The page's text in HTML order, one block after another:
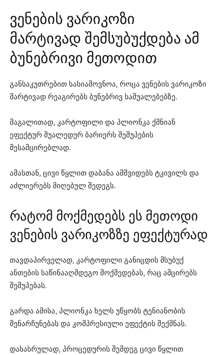
ვენების ვარიკოზი
მარტივად შემსუბუქდება ამ
ბუნებრივი მეთოდით
განსაკუთრებით სასიამოვნოა, როცა ვენების ვარიკოზი
მარტივად რეაგირებს ბუნებრივ საშუალებებზე.
მაგალითად, კარტოფილი და პლიონკა ქმნიან
ეფექტურ შუალედურ ბარიერს შეშუპების
შესამცირებლად.
ამასთან, ცივი წყლით დაბანა ამშვიდებს ტკივილს და
აძლიერებს მიღებულ შედეგს.
რატომ მოქმედებს ეს მეთოდი
ვენების ვარიკოზზე ეფექტურად
თავდაპირველად, კარტოფილი განიცდის მსუბუქ
ანთების საწინააღმდეგო მოქმედებას, რაც ამცირებს
შეშუპებას.
გარდა ამისა, პლიონკა ხელს უწყობს ტენიანობის
შენარჩუნებას და კომპრესიული ეფექტის შექმნას.
დასასრულად, პროცედურის შემდეგ ცივი წყლით